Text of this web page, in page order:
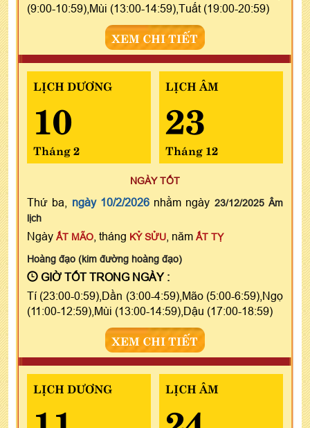
(9:00-10:59),Mùi (13:00-14:59),Tuất (19:00-20:59)
XEM CHI TIẾT
LỊCH DƯƠNG
10
Tháng 2
LỊCH ÂM
23
Tháng 12
NGÀY TỐT
Thứ ba, ngày 10/2/2026nhằm ngày 23/12/2025 Âm
lịch
Ngày ẤT MÃO , tháng KỶ SỬU , năm ẤT TỴ
Hoàng đạo (kim đường hoàng đạo)
GIỜ TỐT TRONG NGÀY :
Tí (23:00-0:59),Dần (3:00-4:59),Mão (5:00-6:59),Ngọ
(11:00-12:59),Mùi (13:00-14:59),Dậu (17:00-18:59)
XEM CHI TIẾT
LỊCH DƯƠNG LỊCH ÂM